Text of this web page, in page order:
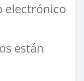
electrónico
están